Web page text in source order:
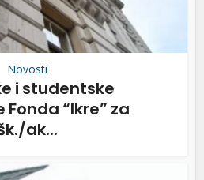
Novosti
i studentske
“Ikre” za
ak...